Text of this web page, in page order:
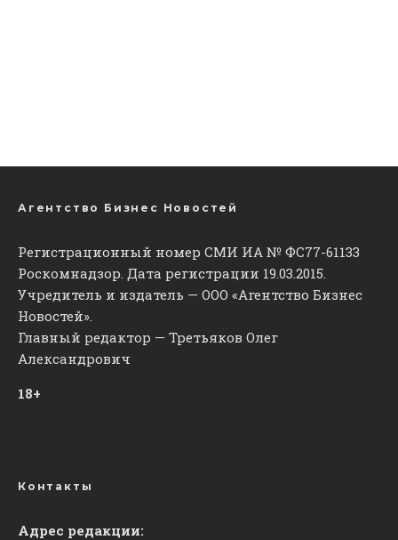
Агентство Бизнес Новостей
Регистрационный номер СМИ ИА № ФС77-61133
Роскомнадзор. Дата регистрации 19.03.2015.
Учредитель и издатель — ООО «Агентство Бизнес
Новостей».
Главный редактор — Третьяков Олег
Александрович
18+
Контакты
Адрес редакции: